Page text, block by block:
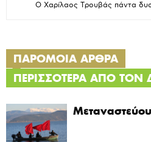
Ο Χαρίλαος Τρουβάς πάντα
ΠΑΡΟΜΟΙΑ ΑΡΘΡΑ
ΠΕΡΙΣΣΟΤΕΡΑ ΑΠΟ ΤΟΝ